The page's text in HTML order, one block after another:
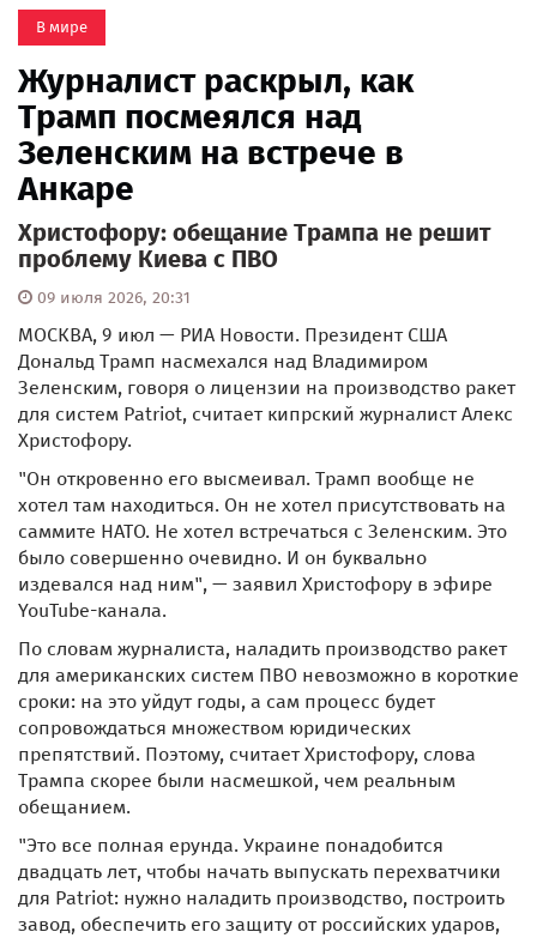
В мире
Журналист раскрыл, как
Трамп посмеялся над
Зеленским на встрече в
Анкаре
Христофору: обещание Трампа не решит
проблему Киева с ПВО
09 июля 2026, 20:31
МОСКВА, 9 июл — РИА Новости. Президент США
Дональд Трамп насмехался над Владимиром
Зеленским, говоря о лицензии на производство ракет
для систем Patriot, считает кипрский журналист Алекс
Христофору.
"Он откровенно его высмеивал. Трамп вообще не
хотел там находиться. Он не хотел присутствовать на
саммите НАТО. Не хотел встречаться с Зеленским. Это
было совершенно очевидно. И он буквально
издевался над ним", — заявил Христофору в эфире
YouTube-канала.
По словам журналиста, наладить производство ракет
для американских систем ПВО невозможно в короткие
сроки: на это уйдут годы, а сам процесс будет
сопровождаться множеством юридических
препятствий. Поэтому, считает Христофору, слова
Трампа скорее были насмешкой, чем реальным
обещанием.
"Это все полная ерунда. Украине понадобится
двадцать лет, чтобы начать выпускать перехватчики
для Patriot: нужно наладить производство, построить
завод, обеспечить его защиту от российских ударов,